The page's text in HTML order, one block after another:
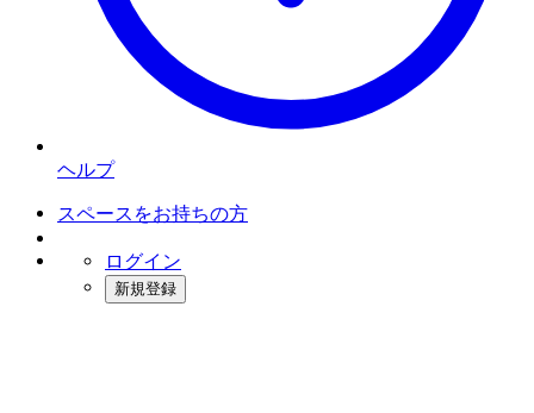
ヘルプ
スペースをお持ちの方
ログイン
新規登録